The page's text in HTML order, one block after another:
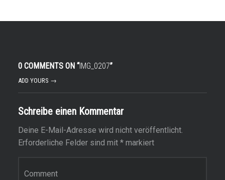
0 COMMENTS ON “IMG_0207”
ADD YOURS →
Schreibe einen Kommentar
Deine E-Mail-Adresse wird nicht veröffentlicht.
Erforderliche Felder sind mit *markiert